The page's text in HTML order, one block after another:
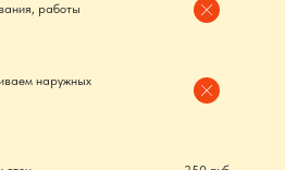
работы
наружных